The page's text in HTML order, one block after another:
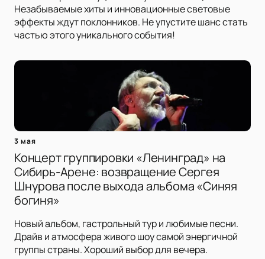
Незабываемые хиты и инновационные световые
эффекты ждут поклонников. Не упустите шанс стать
частью этого уникального события!
3 мая
Концерт группировки «Ленинград» на
Сибирь-Арене: возвращение Сергея
Шнурова после выхода альбома «Синяя
богиня»
Новый альбом, гастрольный тур и любимые песни.
Драйв и атмосфера живого шоу самой энергичной
группы страны. Хороший выбор для вечера.